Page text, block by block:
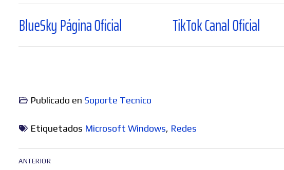
Página Oficial TikTok Canal Oficial
Publicado en Soporte Tecnico
Etiquetados Microsoft Windows, Redes
Navegación
ANTERIOR